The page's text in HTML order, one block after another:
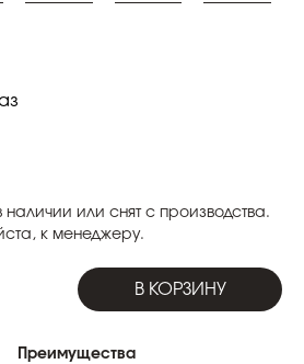
или снят с производства.
к менеджеру.
В КОРЗИНУ
Преимущества